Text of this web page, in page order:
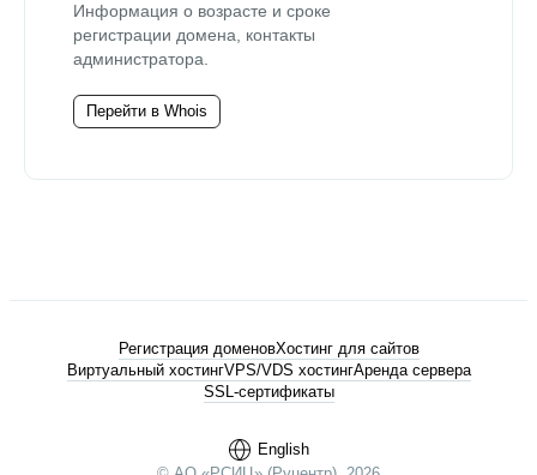
Информация о возрасте и сроке
регистрации домена, контакты
администратора.
Перейти в Whois
English
Регистрация доменовХостинг для сайтов
Виртуальный хостингVPS/VDS хостингАренда сервера
SSL-сертификаты